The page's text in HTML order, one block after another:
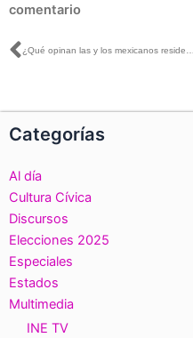
comentario
Ant
Categorías
Al día
Cultura Cívica
Discursos
Elecciones 2025
Especiales
Estados
Multimedia
INE TV